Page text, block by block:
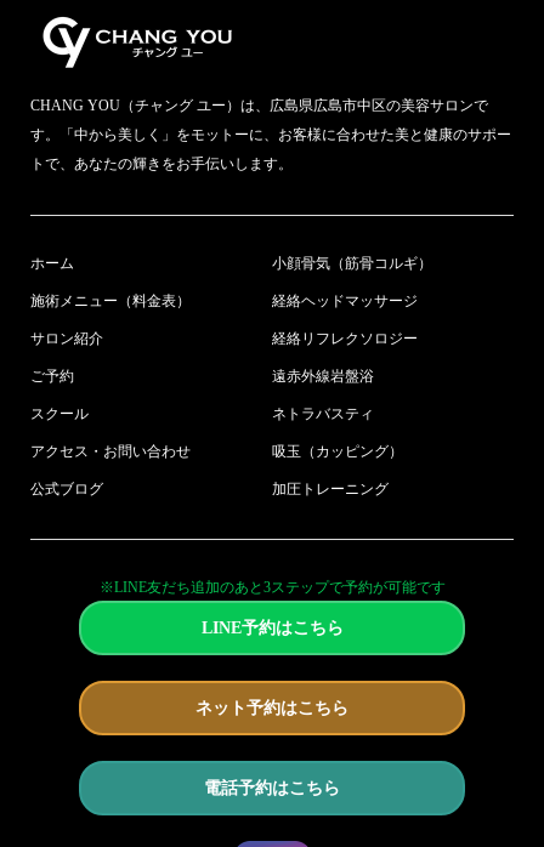
CHANG YOU（チャング ユー）は、広島県広島市中区の美容サロンで
す。「中から美しく」をモットーに、お客様に合わせた美と健康のサポー
トで、あなたの輝きをお手伝いします。
ホーム
施術メニュー（料金表）
サロン紹介
ご予約
スクール
アクセス・お問い合わせ
公式ブログ
小顔骨気（筋骨コルギ）
経絡ヘッドマッサージ
経絡リフレクソロジー
遠赤外線岩盤浴
ネトラバスティ
吸玉（カッピング）
加圧トレーニング
※LINE友だち追加のあと3ステップで予約が可能です
LINE予約はこちら
ネット予約はこちら
電話予約はこちら